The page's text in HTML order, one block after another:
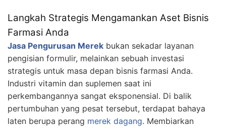
Langkah Strategis Mengamankan Aset Bisnis
Farmasi Anda
Jasa Pengurusan Merek bukan sekadar layanan
pengisian formulir, melainkan sebuah investasi
strategis untuk masa depan bisnis farmasi Anda.
Industri vitamin dan suplemen saat ini
perkembangannya sangat eksponensial. Di balik
pertumbuhan yang pesat tersebut, terdapat bahaya
laten berupa perang merek dagang. Membiarkan